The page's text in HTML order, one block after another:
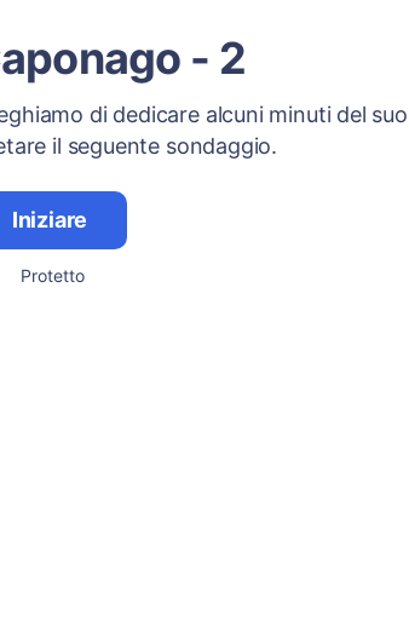
- 2
di dedicare alcuni minuti del suo
il seguente sondaggio.
Iniziare
Protetto